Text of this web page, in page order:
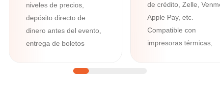
niveles de precios,
depósito directo de
dinero antes del evento,
entrega de boletos
electrónico, mensaje de
de crédito, Zelle,
Apple Pay, etc.
Compatible con
impresoras térmicas,